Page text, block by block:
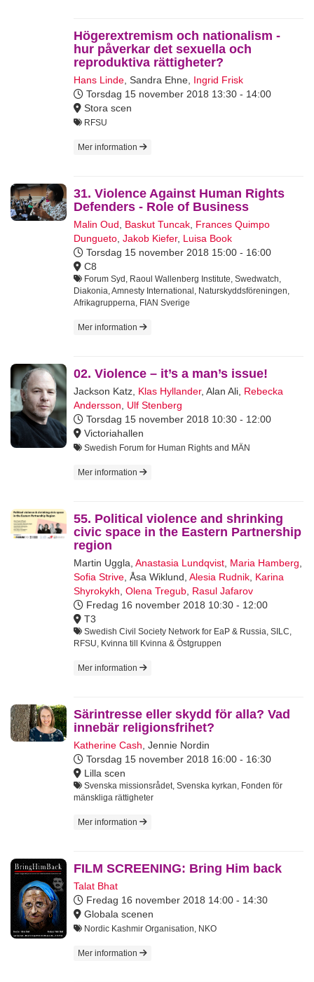
Högerextremism och nationalism -
hur påverkar det sexuella och
reproduktiva rättigheter?
Hans Linde Sandra Ehne Ingrid Frisk
Torsdag 15 november 2018 13:30 - 14:00
Stora scen
RFSU
Mer information
31. Violence Against Human Rights
Defenders - Role of Business
Malin Oud Baskut Tuncak Frances Quimpo
Dungueto Jakob Kiefer, Luisa Book
Torsdag 15 november 2018 15:00 - 16:00
C8
Forum Syd, Raoul Wallenberg Institute, Swedwatch,
Diakonia, Amnesty International, Naturskyddsföreningen,
Afrikagrupperna, FIAN Sverige
Mer information
02. Violence – it’s a man’s issue!
Jackson Katz Klas Hyllander, Alan Ali Rebecka
Andersson
Ulf Stenberg
Torsdag 15 november 2018 10:30 - 12:00
Victoriahallen
Swedish Forum for Human Rights and MÄN
Mer information
55. Political violence and shrinking
civic space in the Eastern Partnership
region
Martin Uggla Anastasia Lundqvist Maria Hamberg
Sofia Strive Åsa Wiklund Alesia Rudnik Karina
Shyrokykh Olena Tregub Rasul Jafarov
Fredag 16 november 2018 10:30 - 12:00
T3
Swedish Civil Society Network for EaP & Russia, SILC,
RFSU, Kvinna till Kvinna & Östgruppen
Mer information
Särintresse eller skydd för alla? Vad
innebär religionsfrihet?
Katherine Cash Jennie Nordin
Torsdag 15 november 2018 16:00 - 16:30
Lilla scen
Svenska missionsrådet, Svenska kyrkan, Fonden för
mänskliga rättigheter
Mer information
FILM SCREENING: Bring Him back
Talat Bhat
Fredag 16 november 2018 14:00 - 14:30
Globala scenen
Nordic Kashmir Organisation, NKO
Mer information